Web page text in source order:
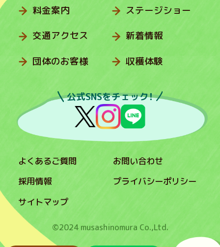
料金案内
交通アクセス
団体のお客様
ステージショー
新着情報
収穫体験
公式SNSをチェック！
よくあるご質問
お問い合わせ
採用情報
プライバシーポリシー
サイトマップ
©2024 musashinomura Co.,Ltd.